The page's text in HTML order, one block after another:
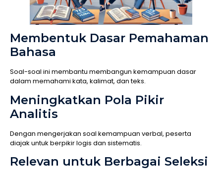
Membentuk Dasar Pemahaman
Bahasa
Soal-soal ini membantu membangun kemampuan dasar
dalam memahami kata, kalimat, dan teks.
Meningkatkan Pola Pikir
Analitis
Dengan mengerjakan soal kemampuan verbal, peserta
diajak untuk berpikir logis dan sistematis.
Relevan untuk Berbagai Seleksi